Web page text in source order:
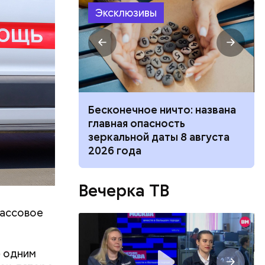
одним
Эксклюзивы
блюдо по-
из
Бесконечное ничто: названа
главная опасность
зеркальной даты 8 августа
2026 года
Вечерка ТВ